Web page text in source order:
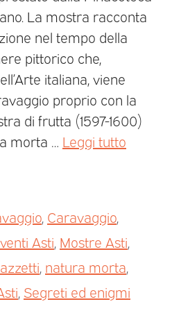
La mostra racconta
nel tempo della
pittorico che,
italiana, viene
proprio con la
di frutta (1597-1600)
morta … Leggi tutto
, Caravaggio,
Asti, Mostre Asti,
, natura morta,
, Segreti ed enigmi